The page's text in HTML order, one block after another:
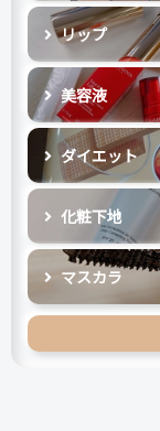
リップ
美容液
ダイエット
化粧下地
マスカラ